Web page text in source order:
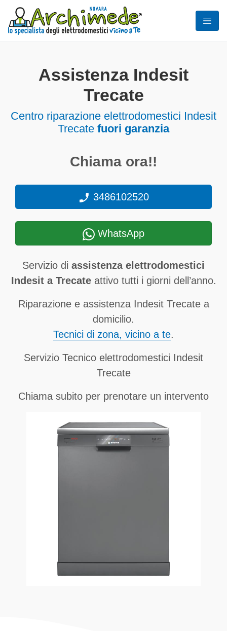
Assistenza Indesit
Trecate
Centro riparazione elettrodomestici Indesit
Trecate fuori garanzia
Chiama ora!!
3486102520
WhatsApp
Servizio di assistenza elettrodomestici
Indesit a Trecateattivo tutti i giorni dell’anno.
Riparazione e assistenza Indesit Trecate a
domicilio.
Tecnici di zona, vicino a te.
Servizio Tecnico elettrodomestici Indesit
Trecate
Chiama subito per prenotare un intervento